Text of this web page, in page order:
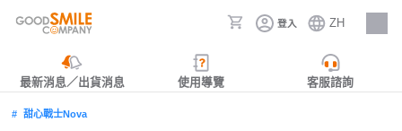
登入 ZH
人才招募
最新消息／出貨消息 使用導覽 客服諮詢
甜心戰士Nova